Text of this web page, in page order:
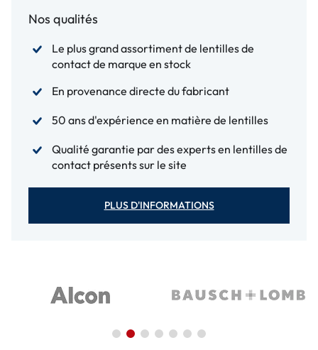
Nos qualités
Le plus grand assortiment de lentilles de
contact de marque en stock
En provenance directe du fabricant
50 ans d'expérience en matière de lentilles
Qualité garantie par des experts en lentilles de
contact présents sur le site
PLUS D'INFORMATIONS